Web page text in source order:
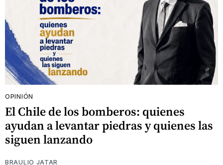
OPINIÓN
El Chile de los bomberos: quienes
ayudan a levantar piedras y quienes las
siguen lanzando
BRAULIO JATAR